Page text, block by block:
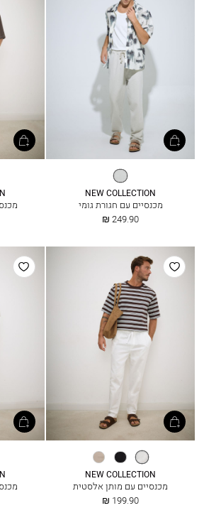
אלון
NEW COLLECTION
מכנסיים עם חגורת גומי
החל
249.90 ₪
הוסף
למועדפים
אופוויטשחור גרייג׳
NEW COLLECTION
מכנסיים עם מותן אלסטית
החל
199.90 ₪
הוסף